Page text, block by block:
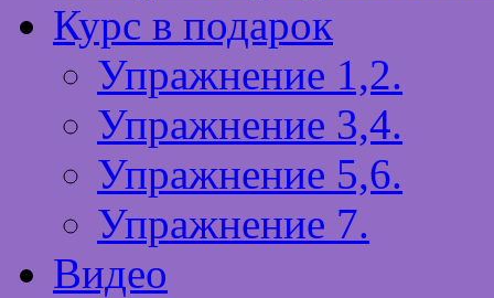
Курс в подарок
Упражнение 1,2.
Упражнение 3,4.
Упражнение 5,6.
Упражнение 7.
Видео